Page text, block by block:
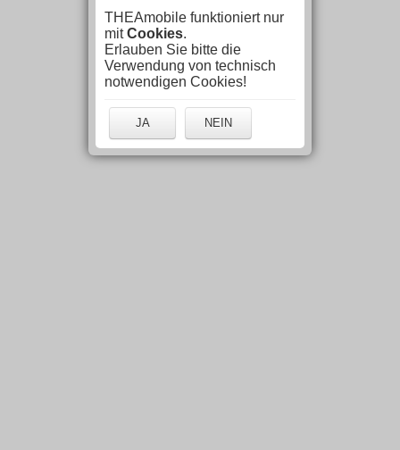
THEAmobile funktioniert nur
mitCookies.
Erlauben Sie bitte die
Verwendung von technisch
notwendigen Cookies!
JA NEIN